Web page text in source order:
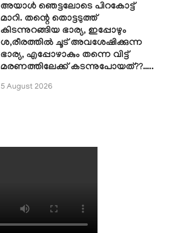
അയാൾ ഞെട്ടലോടെ പിറകോട്ട്
മാറി. തന്റെ തൊട്ടടുത്ത്
കിടന്നുറങ്ങിയ ഭാര്യ, ഇപ്പോഴും
ശ,രീരത്തിൽ ചൂട് അവശേഷിക്കുന്ന
ഭാര്യ, എപ്പോഴാകും തന്നെ വിട്ട്
മരണത്തിലേക്ക് കടന്നുപോയത്??…..
5 August 2026